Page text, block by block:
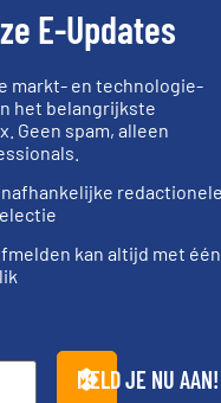
-
Sinds 1845
Industries nv
klanten in
sectoren
Meer info ➜
E-Updates
markt- en technologie-
het belangrijkste
Geen spam, alleen
redactionele
kan altijd met één
MELD JE NU AAN!